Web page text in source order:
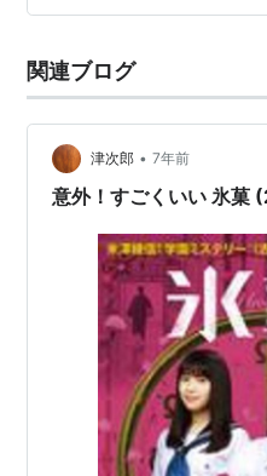
外なB級出身監督の才能は
洋の残穢を思わせる暗い雰
田家の暗い陰影など殆ど犬
関連ブログ
津次郎 • 7年前
意外！すごくいい 氷菓